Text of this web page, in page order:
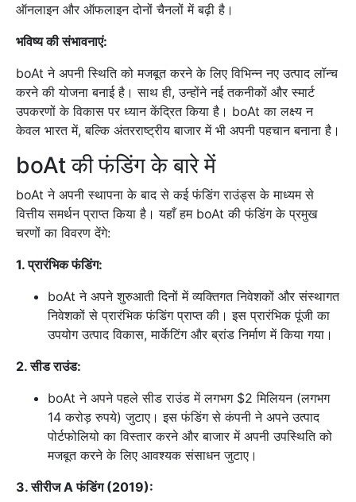
ऑनलाइन और ऑफलाइन दोनों चैनलों में बढ़ी है।
भविष्य की संभावनाएं:
boAt ने अपनी स्थिति को मजबूत करने के लिए विभिन्न नए उत्पाद लॉन्च
करने की योजना बनाई है। साथ ही, उन्होंने नई तकनीकों और स्मार्ट
उपकरणों के विकास पर ध्यान केंद्रित किया है। boAt का लक्ष्य न
केवल भारत में, बल्कि अंतरराष्ट्रीय बाजार में भी अपनी पहचान बनाना है।
boAt की फंडिंग के बारे में
boAt ने अपनी स्थापना के बाद से कई फंडिंग राउंड्स के माध्यम से
वित्तीय समर्थन प्राप्त किया है। यहाँ हम boAt की फंडिंग के प्रमुख
चरणों का विवरण देंगे:
1. प्रारंभिक फंडिंग:
boAt ने अपने शुरुआती दिनों में व्यक्तिगत निवेशकों और संस्थागत
निवेशकों से प्रारंभिक फंडिंग प्राप्त की। इस प्रारंभिक पूंजी का
उपयोग उत्पाद विकास, मार्केटिंग और ब्रांड निर्माण में किया गया।
2. सीड राउंड:
boAt ने अपने पहले सीड राउंड में लगभग $2 मिलियन (लगभग
14 करोड़ रुपये) जुटाए। इस फंडिंग से कंपनी ने अपने उत्पाद
पोर्टफोलियो का विस्तार करने और बाजार में अपनी उपस्थिति को
मजबूत करने के लिए आवश्यक संसाधन जुटाए।
3. सीरीज A फंडिंग (2019):